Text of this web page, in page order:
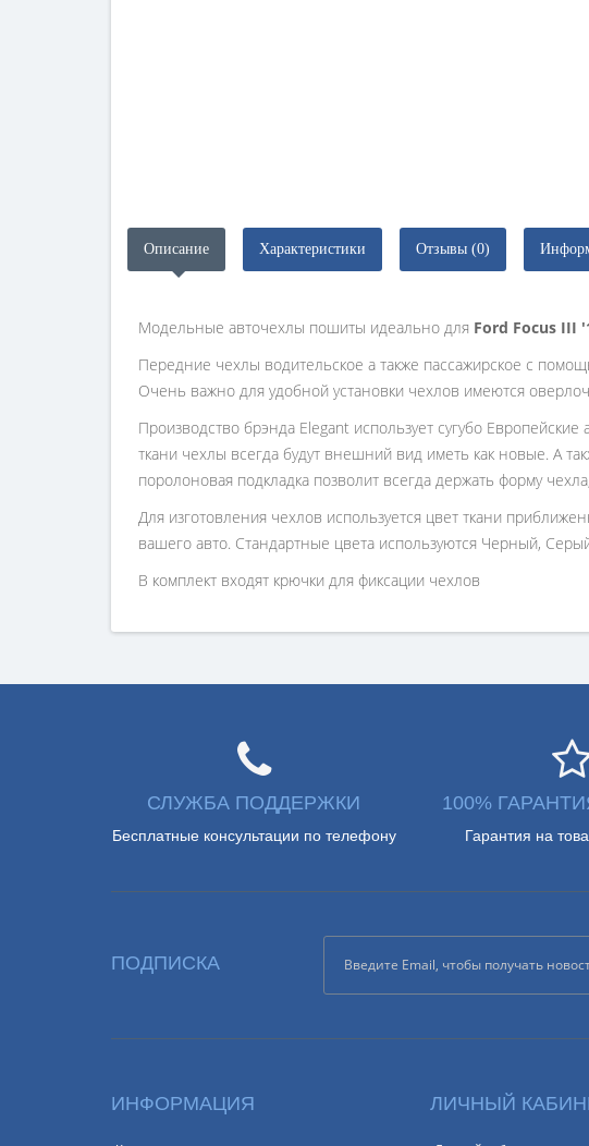
Описание Характеристики Отзывы (0)
Модельные авточехлы пошиты идеально для Ford Focus III
Передние чехлы водительское а также пассажирское с
Очень важно для удобной установки чехлов имеются
Производство брэнда Elegant использует сугубо
ткани чехлы всегда будут внешний вид иметь как новые. А
поролоновая подкладка позволит всегда держать форму
Для изготовления чехлов используется цвет ткани
вашего авто. Стандартные цвета используются Черный,
В комплект входят крючки для фиксации чехлов
СЛУЖБА ПОДДЕРЖКИ
Бесплатные консультации по телефону
100%
Гарантия на
ПОДПИСКА
ИНФОРМАЦИЯ ЛИЧНЫЙ